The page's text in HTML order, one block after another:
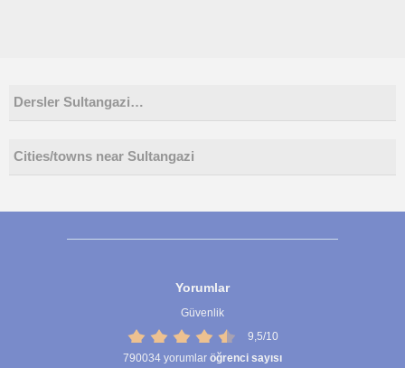
Dersler Sultangazi…
Cities/towns near Sultangazi
Yorumlar
Güvenlik
9,5/10
790034 yorumlar öğrenci sayısı